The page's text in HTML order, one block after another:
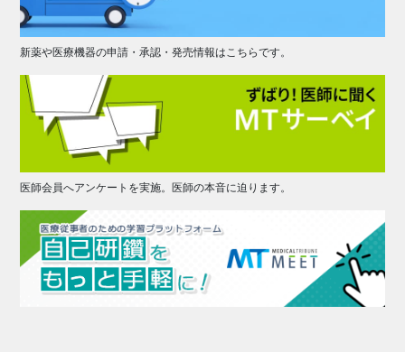
新薬や医療機器の申請・承認・発売情報はこちらです。
医師会員へアンケートを実施。医師の本音に迫ります。